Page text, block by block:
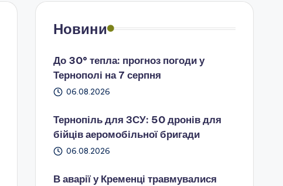
Новини
До 30° тепла: прогноз погоди у
Тернополі на 7 серпня
06.08.2026
Тернопіль для ЗСУ: 50 дронів для
бійців аеромобільної бригади
06.08.2026
В аварії у Кременці травмувалися